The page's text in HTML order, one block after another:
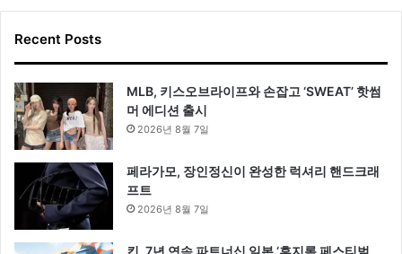
Recent Posts
MLB, 키스오브라이프와 손잡고 ‘SWEAT’ 핫썸
머 에디션 출시
2026년 8월 7일
페라가모, 장인정신이 완성한 럭셔리 핸드크래
프트
2026년 8월 7일
킨, 7년 연속 파트너십 일본 ‘후지록 페스티벌